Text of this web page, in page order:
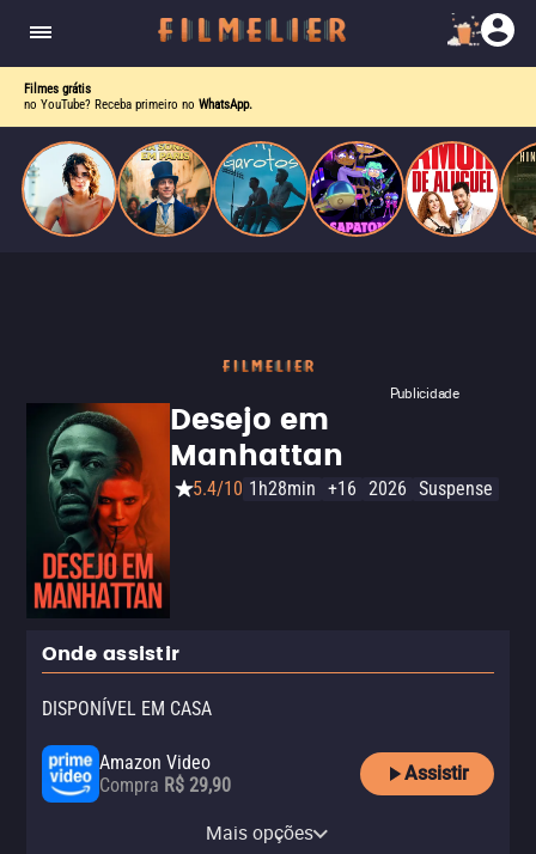
Filmes grátis
no YouTube? Receba primeiro no WhatsApp.
Publicidade
Desejo em
Manhattan
5.4/10 1h28min +16 2026 Suspense
Onde assistir
DISPONÍVEL EM CASA
Amazon Video
Compra R$ 29,90
Assistir
R$ 32,90
Mais opções
escrevia e a vida real começa a desaparecer.